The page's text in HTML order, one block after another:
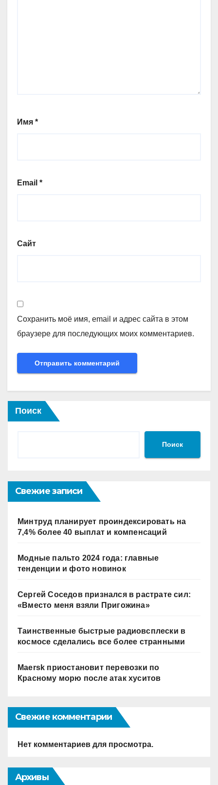
Имя *
Email *
Сайт
Сохранить моё имя, email и адрес сайта в этом
браузере для последующих моих комментариев.
Поиск
Поиск
Свежие записи
Минтруд планирует проиндексировать на
7,4% более 40 выплат и компенсаций
Модные пальто 2024 года: главные
тенденции и фото новинок
Сергей Соседов признался в растрате сил:
«Вместо меня взяли Пригожина»
Таинственные быстрые радиовсплески в
космосе сделались все более странными
Maersk приостановит перевозки по
Красному морю после атак хуситов
Свежие комментарии
Нет комментариев для просмотра.
Архивы